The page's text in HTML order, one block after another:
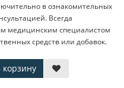
в ознакомительных
Всегда
медицинским специалистом
средств или добавок.
корзину